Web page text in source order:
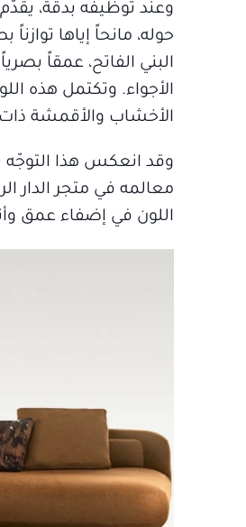
وعند توظيفه بدقّة،
حوله، مانحاً إياها
البني الفاتح، عمقاً
الأجواء. وتكتمل هذه
الأخشاب والأقمشة ذات
وقد انعكس هذا التوجّه
معالمه في متجر الدار
اللون في إضفاء عمق